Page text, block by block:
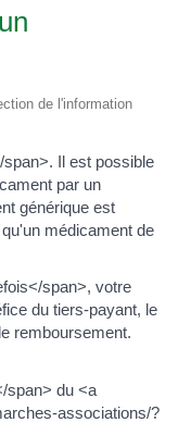
de l'information
Il est possible
par un
générique est
médicament de
span>, votre
du tiers-payant, le
remboursement.
span> du <a
associations/?